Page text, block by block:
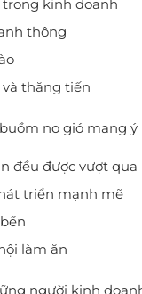
kinh doanh
thông
thăng tiến
no gió mang ý
đều được vượt qua
triển mạnh mẽ
làm ăn
người kinh